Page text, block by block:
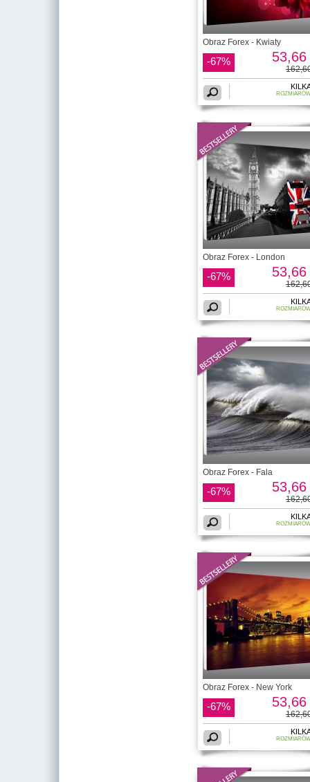
Obraz Forex - Kwiaty
-67% 53,66
Obraz Forex - London
-67% 53,66
Obraz Forex - Fala
-67% 53,66
Obraz Forex - New York
-67% 53,66